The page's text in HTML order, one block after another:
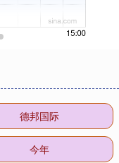
德邦国际
今年